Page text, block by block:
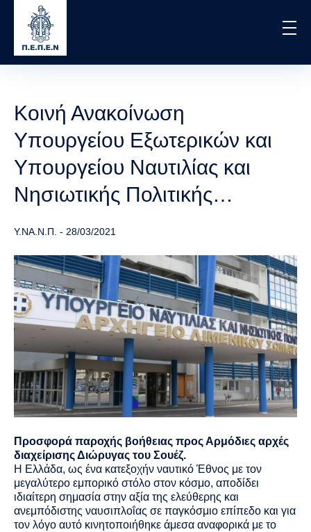
content
Κοινή Ανακοίνωση
Υπουργείου Εξωτερικών και
Υπουργείου Ναυτιλίας και
Νησιωτικής Πολιτικής…
Υ.ΝΑ.Ν.Π. - 28/03/2021
Προσφορά παροχής βοήθειας προς Αρμόδιες αρχές
διαχείρισης Διώρυγας του Σουέζ.
Η Ελλάδα, ως ένα κατεξοχήν ναυτικό Έθνος με τον
μεγαλύτερο εμπορικό στόλο στον κόσμο, αποδίδει
ιδιαίτερη σημασία στην αξία της ελεύθερης και
ανεμπόδιστης ναυσιπλοΐας σε παγκόσμιο επίπεδο και για
τον λόγο αυτό κινητοποιήθηκε άμεσα αναφορικά με το